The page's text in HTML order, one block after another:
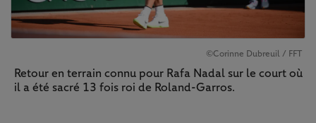
©Corinne Dubreuil / FFT
Retour en terrain connu pour Rafa Nadal sur le court où
il a été sacré 13 fois roi de Roland-Garros.